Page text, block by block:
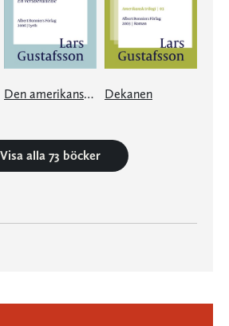
Den amerikanska flickans söndagar Dekanen
Visa alla 73 böcker